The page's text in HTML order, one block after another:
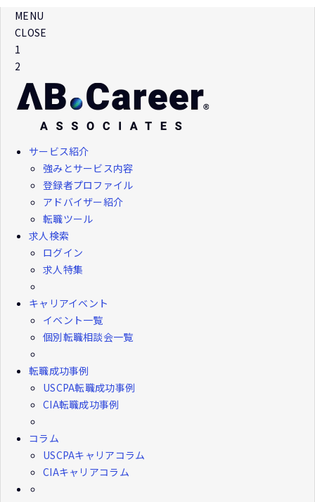
MENU
CLOSE
1
2
サービス紹介
強みとサービス内容
登録者プロファイル
アドバイザー紹介
転職ツール
求人検索
ログイン
求人特集
キャリアイベント
イベント一覧
個別転職相談会一覧
転職成功事例
USCPA転職成功事例
CIA転職成功事例
コラム
USCPAキャリアコラム
CIAキャリアコラム